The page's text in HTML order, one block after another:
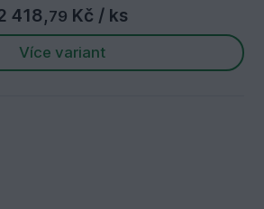
418,79 Kč / ks
Více variant